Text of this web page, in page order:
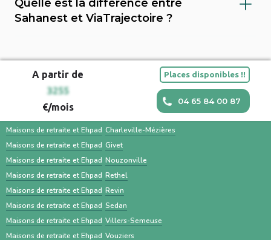
retraite.
établissements, préparer les documents
facilitent une transition en douceur.
utiliser d’autres plateformes comme
Sahanest ou contacter directement les
utilisé par les hôpitaux et les médecins pour
orienter un patient. Une recherche en
parallèle avec des services comme Sahanest
permet souvent un gain de temps et un
meilleur accompagnement.
Quelle est la différence entre
Sahanest et ViaTrajectoire ?
pour simplifier la recherche de solutions
d’hébergement pour personnes âgées, avec
un accompagnement humain, des outils
personnalisés et des services
complémentaires. À l’inverse, ViaTrajectoire
est un service public gratuit, destiné
principalement aux professionnels de santé,
centré sur les demandes d’admission en
établissements médico-sociaux via un dossier
standardisé.
A partir de
3255
€/mois
Places disponibles !!
04 65 84 00 87
Maisons et EHPAD dans les villes à proximité
Maisons de retraite et Ehpad
Bogny-sur-Meuse
Maisons de retraite et Ehpad Charleville-Mézières
Maisons de retraite et Ehpad Givet
Maisons de retraite et Ehpad Nouzonville
Maisons de retraite et Ehpad Rethel
Maisons de retraite et Ehpad Revin
Maisons de retraite et Ehpad Sedan
Maisons de retraite et Ehpad Villers-Semeuse
Maisons de retraite et Ehpad Vouziers